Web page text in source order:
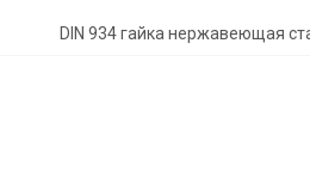
DIN 934 гайка нержавеющая